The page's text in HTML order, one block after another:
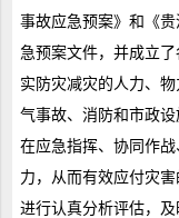
事故应急预案》和《
急预案文件，并成立
实防灾减灾的人力、
气事故、消防和市政
在应急指挥、协同作
力，从而有效应付灾
进行认真分析评估，